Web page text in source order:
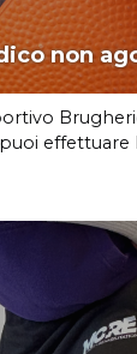
non
effettuare